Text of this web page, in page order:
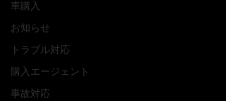
車購入
お知らせ
トラブル対応
購入エージェント
事故対応